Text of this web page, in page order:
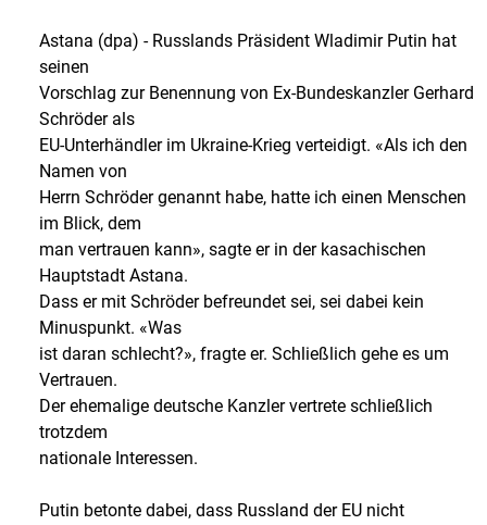
Astana (dpa) - Russlands Präsident Wladimir Putin hat
seinen
Vorschlag zur Benennung von Ex-Bundeskanzler Gerhard
Schröder als
EU-Unterhändler im Ukraine-Krieg verteidigt. «Als ich den
Namen von
Herrn Schröder genannt habe, hatte ich einen Menschen
im Blick, dem
man vertrauen kann», sagte er in der kasachischen
Hauptstadt Astana.
Dass er mit Schröder befreundet sei, sei dabei kein
Minuspunkt. «Was
ist daran schlecht?», fragte er. Schließlich gehe es um
Vertrauen.
Der ehemalige deutsche Kanzler vertrete schließlich
trotzdem
nationale Interessen.
Putin betonte dabei, dass Russland der EU nicht